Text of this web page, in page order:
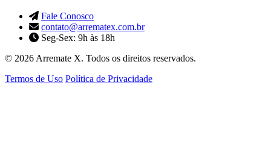
Fale Conosco
contato@arrematex.com.br
Seg-Sex: 9h às 18h
© 2026 Arremate X. Todos os direitos reservados.
Termos de Uso Política de Privacidade